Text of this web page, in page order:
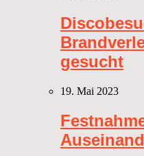
gesucht
19. Mai 2023